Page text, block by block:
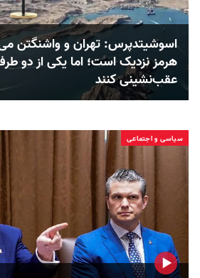
اسوشیتدپرس: تهران و واشنگتن
هرمز نزدیک است؛ اما یکی از دو
عقب‌نشینی کنند
سیاسی و اجتماعی